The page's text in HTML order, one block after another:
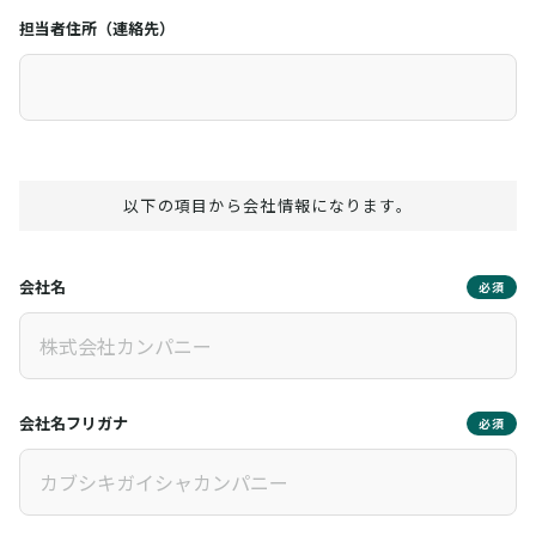
担当者住所（連絡先）
以下の項目から会社情報になります。
会社名 必須
会社名フリガナ 必須